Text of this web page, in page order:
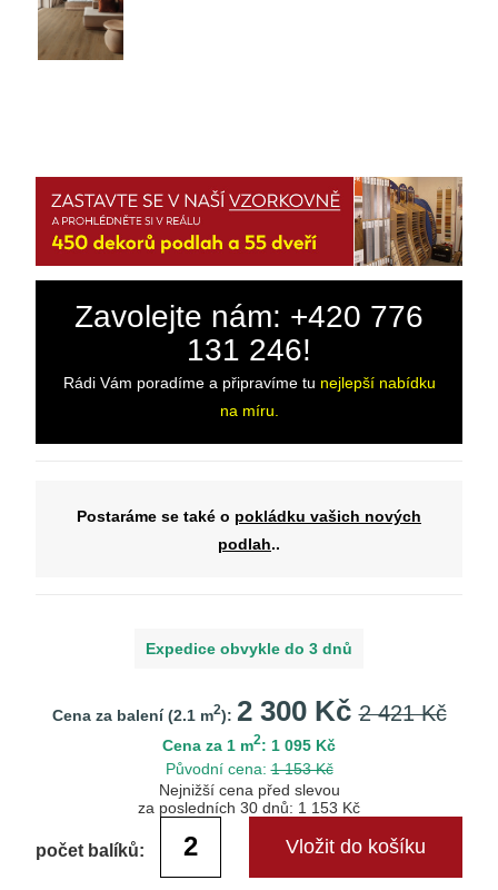
Zavolejte nám: +420 776
131 246!
Rádi Vám poradíme a připravíme tu nejlepší nabídku
na míru.
Postaráme se také o pokládku vašich nových
podlah..
Expedice obvykle do 3 dnů
Cena za balení (2.1m2): 2 300 Kč2 421 Kč
Cena za 1 m2: 1 095 Kč
Původní cena:1 153 Kč
Nejnižší cena před slevou
za posledních 30 dnů: 1 153 Kč
počet balíků: